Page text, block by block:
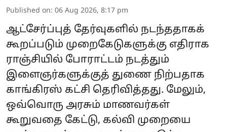
Published on: 06 Aug 2026, 8:17 pm
ஆட்சேர்ப்புத் தேர்வுகளில் நடந்ததாகக்
கூறப்படும் முறைகேடுகளுக்கு எதிராக
ராஞ்சியில் போராட்டம் நடத்தும்
இளைஞர்களுக்குத் துணை நிற்பதாக
காங்கிரஸ் கட்சி தெரிவித்தது. மேலும்,
ஒவ்வொரு அரசும் மாணவர்கள்
கூறுவதை கேட்டு, கல்வி முறையை